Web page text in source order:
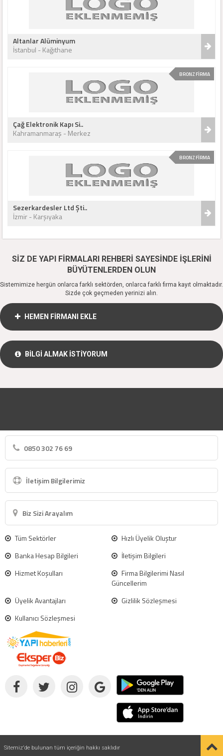
Altanlar Alüminyum
İstanbul - Kağıthane
BRONZ FİRMA
Çağ Elektronik Kapı Si..
Kahramanmaraş - Merkez
BRONZ FİRMA
Sezerkardesler Ltd Şti..
İzmir - Karşıyaka
SİZ DE YAPI FİRMALARI REHBERİ SAYESİNDE İŞLERİNİ
BÜYÜTENLERDEN OLUN
Sistemimize hergün onlarca farklı sektörden, onlarca farklı firma kayıt olmaktadır.
Sizde çok geçmeden yerinizi alın.
HEMEN FİRMANI EKLE
BİLGİ ALMAK İSTİYORUM
0850 302 76 69
İletişim Bilgilerimiz
Biz Sizi Arayalım
Tüm Sektörler
Hızlı Üyelik Oluştur
Banka Hesap Bilgileri
İletişim Bilgileri
Hizmet Koşulları
Firma Bilgilerimi Nasıl
Güncellerim
Üyelik Avantajları
Gizlilik Sözleşmesi
Kullanıcı Sözleşmesi
Sitemiz'de bulunan tüm içeriğin hakkı saklıdır